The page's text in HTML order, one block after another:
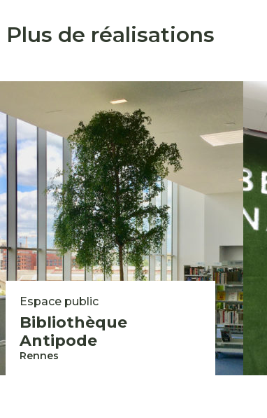
Plus de réalisations
Espace public
Bibliothèque
Antipode
Rennes